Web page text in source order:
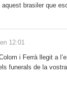
brasiler que
12:01
i Ferrà llegit a
funerals de la